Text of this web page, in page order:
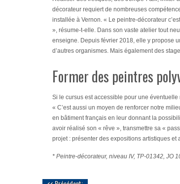
décorateur requiert de nombreuses
installée à Vernon. « Le peintre-décorateur
», résume-t-elle. Dans son vaste atelier tout
enseigne. Depuis février 2018, elle y propose
d’autres organismes. Mais également des
Former des peintres
Si le cursus est accessible pour une
« C’est aussi un moyen de renforcer notre
en bâtiment français en leur donnant la
avoir réalisé son « rêve », transmettre sa «
projet : présenter des expositions artistiques et
* Peintre-décorateur, niveau IV, TP-01342, JO